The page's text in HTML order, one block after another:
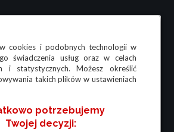
cookies i podobnych technologii w
świadczenia usług oraz w celach
i statystycznych. Możesz określić
takich plików w ustawieniach
potrzebujemy
Twojej decyzji: